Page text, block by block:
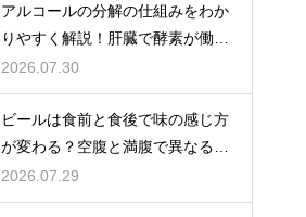
アルコールの分解の仕組みをわか
りやすく解説！肝臓で酵素が働き
アセトアルデヒドに変化して無害
化
2026.07.30
ビールは食前と食後で味の感じ方
が変わる？空腹と満腹で異なる味
覚の感じ方を解説
2026.07.29